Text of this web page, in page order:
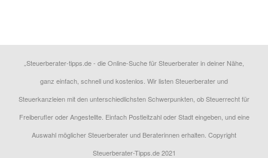
„Steuerberater-tipps.de - die Online-Suche für Steuerberater in deiner Nähe,
ganz einfach, schnell und kostenlos. Wir listen Steuerberater und
Steuerkanzleien mit den unterschiedlichsten Schwerpunkten, ob Steuerrecht für
Freiberufler oder Angestellte. Einfach Postleitzahl oder Stadt eingeben, und eine
Auswahl möglicher Steuerberater und Beraterinnen erhalten. Copyright
Steuerberater-Tipps.de 2021